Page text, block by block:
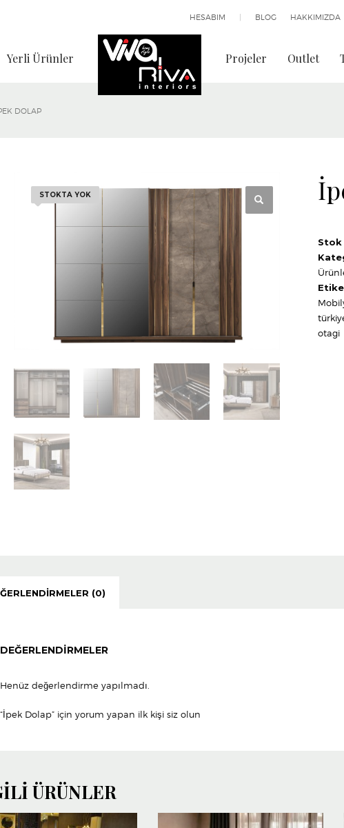
HESABIM BLOG HAKKIMIZDA
Yerli Ürünler Projeler Outlet
DOLAP
STOKTA YOK
Stok
otagi
(0)
DEĞERLENDIRMELER
Henüz değerlendirme yapılmadı.
“İpek Dolap” için yorum yapan ilk kişi siz olun
ÜRÜNLER